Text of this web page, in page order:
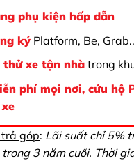
phụ kiện hấp dẫn
ký Platform, Be,
xe tận nhàtrong
phí mọi nơi, cứu
góp: Lãi suất chỉ 5%
3 năm cuối. Thời